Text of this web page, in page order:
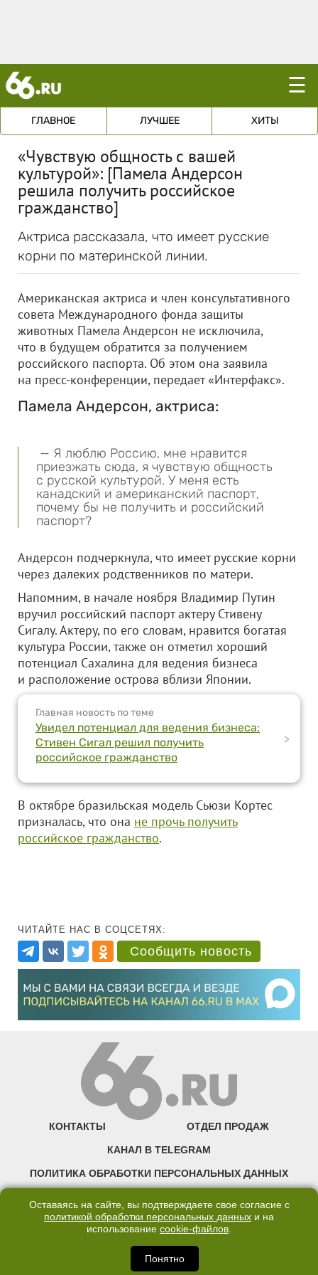
☰
ГЛАВНОЕ ЛУЧШЕЕ ХИТЫ
«Чувствую общность с вашей
культурой»: [Памела Андерсон
решила получить российское
гражданство]
Актриса рассказала, что имеет русские
корни по материнской линии.
Американская актриса и член консультативного
совета Международного фонда защиты
животных Памела Андерсон не исключила,
что в будущем обратится за получением
российского паспорта. Об этом она заявила
на пресс-конференции, передает «Интерфакс».
Памела Андерсон, актриса:
— Я люблю Россию, мне нравится
приезжать сюда, я чувствую общность
с русской культурой. У меня есть
канадский и американский паспорт,
почему бы не получить и российский
паспорт?
Андерсон подчеркнула, что имеет русские корни
через далеких родственников по матери.
Напомним, в начале ноября Владимир Путин
вручил российский паспорт актеру Стивену
Сигалу. Актеру, по его словам, нравится богатая
культура России, также он отметил хороший
потенциал Сахалина для ведения бизнеса
и расположение острова вблизи Японии.
Главная новость по теме
Увидел потенциал для ведения бизнеса:
Стивен Сигал решил получить
российское гражданство
>
В октябре бразильская модель Сьюзи Кортес
призналась, что она не прочь получить
российское гражданство.
ЧИТАЙТЕ НАС В СОЦСЕТЯХ:
Сообщить новость
КОНТАКТЫ ОТДЕЛ ПРОДАЖ
КАНАЛ В TELEGRAM
ПОЛИТИКА ОБРАБОТКИ ПЕРСОНАЛЬНЫХ ДАННЫХ
©2007—2025 66.RU. Воспроизведение, сообщение, доведение до всеобщего
правообладателя запрещено. Сетевое издание «Современный портал
Екатеринбурга — «66.ru» (18+) зарегистрировано Федеральной службой по
надзору в сфере связи, информационных технологий и массовых коммуникаций
Оставаясь на сайте, вы подтверждаете свое согласие с
политикой обработки персональных данных и на
использование cookie-файлов.
Понятно